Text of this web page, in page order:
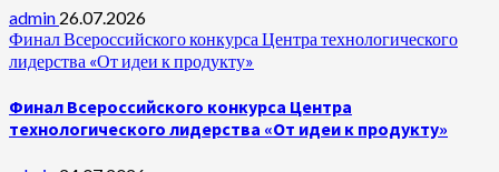
admin 26.07.2026
Финал Всероссийского конкурса Центра технологического
лидерства «От идеи к продукту»
Финал Всероссийского конкурса Центра
технологического лидерства «От идеи к продукту»